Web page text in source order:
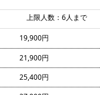
上限人数：6人まで
19,900円
21,900円
25,400円